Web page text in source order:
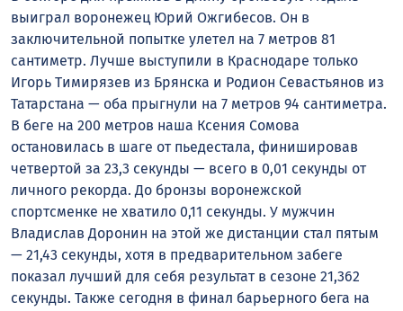
выиграл воронежец Юрий Ожгибесов. Он в
заключительной попытке улетел на 7 метров 81
сантиметр. Лучше выступили в Краснодаре только
Игорь Тимирязев из Брянска и Родион Севастьянов из
Татарстана — оба прыгнули на 7 метров 94 сантиметра.
В беге на 200 метров наша Ксения Сомова
остановилась в шаге от пьедестала, финишировав
четвертой за 23,3 секунды — всего в 0,01 секунды от
личного рекорда. До бронзы воронежской
спортсменке не хватило 0,11 секунды. У мужчин
Владислав Доронин на этой же дистанции стал пятым
— 21,43 секунды, хотя в предварительном забеге
показал лучший для себя результат в сезоне 21,362
секунды. Также сегодня в финал барьерного бега на